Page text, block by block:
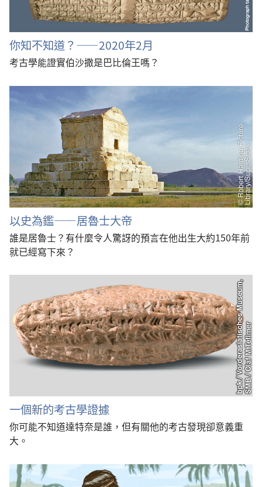
你知不知道？——2020年2月
考古學能證實伯沙撒是巴比倫王嗎？
以史為鑑——居魯士大帝
誰是居魯士？有什麼令人驚訝的預言在他出生大約150年前
就已經寫下來？
一個新的考古學證據
你可能不知道達特奈是誰，但有關他的考古發現卻意義重
大。